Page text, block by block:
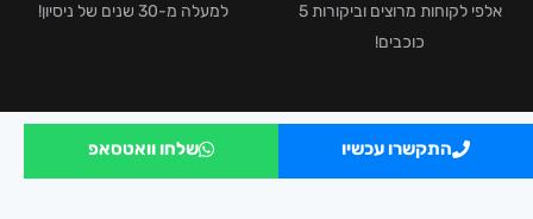
אלפי לקוחות מרוצים וביקורות 5
כוכבים!
למעלה מ-30 שנים של ניסיון!
התקשרו עכשיו שלחו וואטסאפ